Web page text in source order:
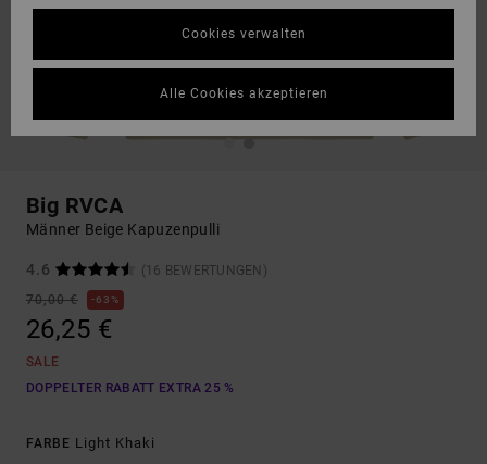
Big RVCA
Männer Beige Kapuzenpulli
4.6
(16 BEWERTUNGEN)
70,00 €
63%
26,25 €
SALE
DOPPELTER RABATT EXTRA 25 %
FARBE Light Khaki
Cookies verwalten
Alle Cookies akzeptieren